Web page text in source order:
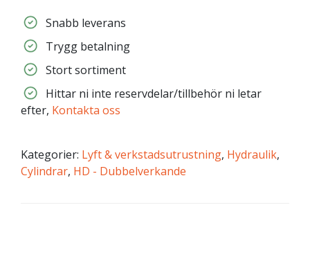
Snabb leverans
Trygg betalning
Stort sortiment
Hittar ni inte reservdelar/tillbehör ni letar
efter, Kontakta oss
Kategorier: Lyft & verkstadsutrustning, Hydraulik,
Cylindrar, HD - Dubbelverkande